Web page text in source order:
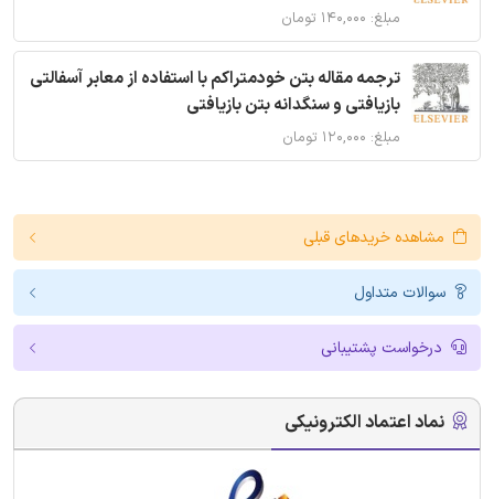
مبلغ: ۱۴۰,۰۰۰ تومان
ترجمه مقاله بتن خودمتراکم با استفاده از معابر آسفالتی
بازیافتی و سنگدانه بتن بازیافتی
مبلغ: ۱۲۰,۰۰۰ تومان
مشاهده خریدهای قبلی
سوالات متداول
درخواست پشتیبانی
نماد اعتماد الکترونیکی